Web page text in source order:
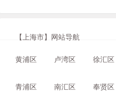
【上海市】网站导航
黄浦区 卢湾区 徐汇区
青浦区 南汇区 奉贤区